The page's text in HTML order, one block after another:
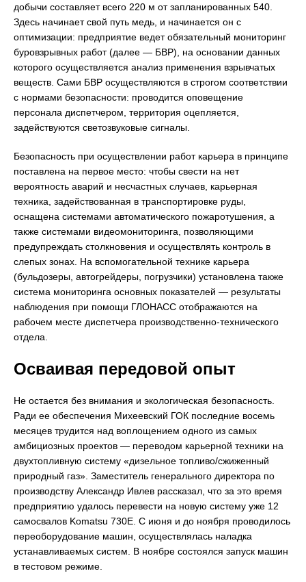
добычи составляет всего 220 м от запланированных 540.
Здесь начинает свой путь медь, и начинается он с
оптимизации: предприятие ведет обязательный мониторинг
буровзрывных работ (далее — БВР), на основании данных
которого осуществляется анализ применения взрывчатых
веществ. Сами БВР осуществляются в строгом соответствии
с нормами безопасности: проводится оповещение
персонала диспетчером, территория оцепляется,
задействуются светозвуковые сигналы.
Безопасность при осуществлении работ карьера в принципе
поставлена на первое место: чтобы свести на нет
вероятность аварий и несчастных случаев, карьерная
техника, задействованная в транспортировке руды,
оснащена системами автоматического пожаротушения, а
также системами видеомониторинга, позволяющими
предупреждать столкновения и осуществлять контроль в
слепых зонах. На вспомогательной технике карьера
(бульдозеры, автогрейдеры, погрузчики) установлена также
система мониторинга основных показателей — результаты
наблюдения при помощи ГЛОНАСС отображаются на
рабочем месте диспетчера производственно-технического
отдела.
Осваивая передовой опыт
Не остается без внимания и экологическая безопасность.
Ради ее обеспечения Михеевский ГОК последние восемь
месяцев трудится над воплощением одного из самых
амбициозных проектов — переводом карьерной техники на
двухтопливную систему «дизельное топливо/сжиженный
природный газ». Заместитель генерального директора по
производству Александр Ивлев рассказал, что за это время
предприятию удалось перевести на новую систему уже 12
самосвалов Komatsu 730Е. С июня и до ноября проводилось
переоборудование машин, осуществлялась наладка
устанавливаемых систем. В ноябре состоялся запуск машин
в тестовом режиме.